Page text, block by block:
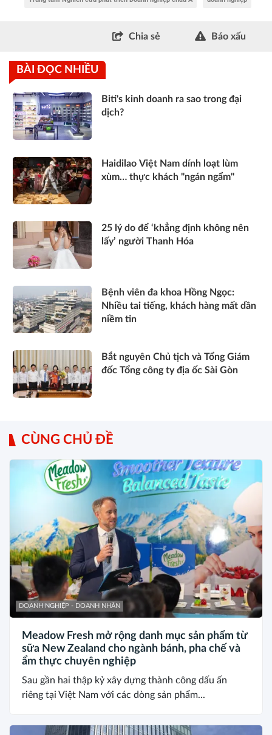
Chia sẻ Báo xấu
BÀI ĐỌC NHIỀU
Biti's kinh doanh ra sao trong đại
dịch?
Haidilao Việt Nam dính loạt lùm
xùm… thực khách "ngán ngẩm"
25 lý do để ‘khẳng định không nên
lấy’ người Thanh Hóa
Bệnh viên đa khoa Hồng Ngọc:
Nhiều tai tiếng, khách hàng mất dần
niềm tin
Bắt nguyên Chủ tịch và Tổng Giám
đốc Tổng công ty địa ốc Sài Gòn
CÙNG CHỦ ĐỀ
DOANH NGHIỆP - DOANH NHÂN
Meadow Fresh mở rộng danh mục sản phẩm từ
sữa New Zealand cho ngành bánh, pha chế và
ẩm thực chuyên nghiệp
Sau gần hai thập kỷ xây dựng thành công dấu ấn
riêng tại Việt Nam với các dòng sản phẩm...